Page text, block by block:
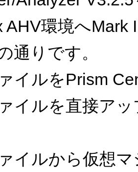
AHV環境へMark
通りです。
イルをPrism
イルを直接ア
イルから仮想